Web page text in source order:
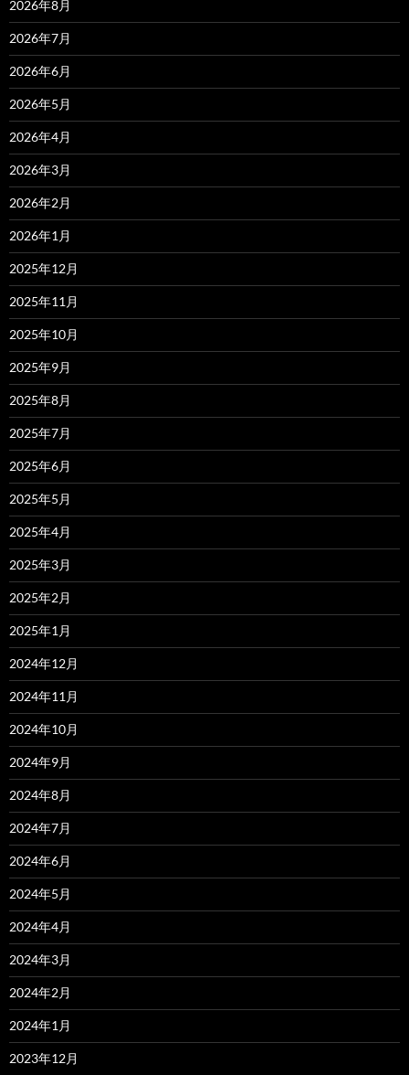
2026年8月
2026年7月
2026年6月
2026年5月
2026年4月
2026年3月
2026年2月
2026年1月
2025年12月
2025年11月
2025年10月
2025年9月
2025年8月
2025年7月
2025年6月
2025年5月
2025年4月
2025年3月
2025年2月
2025年1月
2024年12月
2024年11月
2024年10月
2024年9月
2024年8月
2024年7月
2024年6月
2024年5月
2024年4月
2024年3月
2024年2月
2024年1月
2023年12月